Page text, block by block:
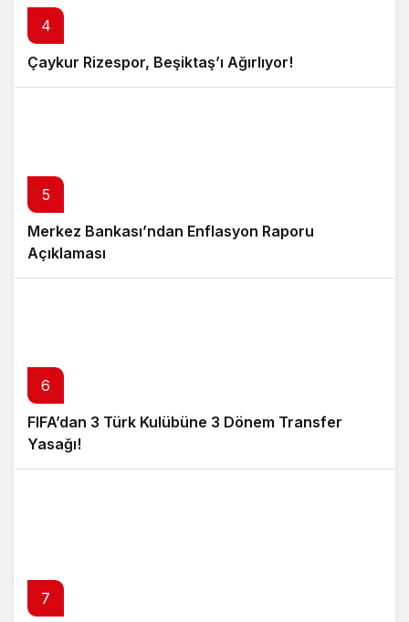
4
Çaykur Rizespor, Beşiktaş’ı Ağırlıyor!
5
Merkez Bankası’ndan Enflasyon Raporu
Açıklaması
6
FIFA’dan 3 Türk Kulübüne 3 Dönem Transfer
Yasağı!
7